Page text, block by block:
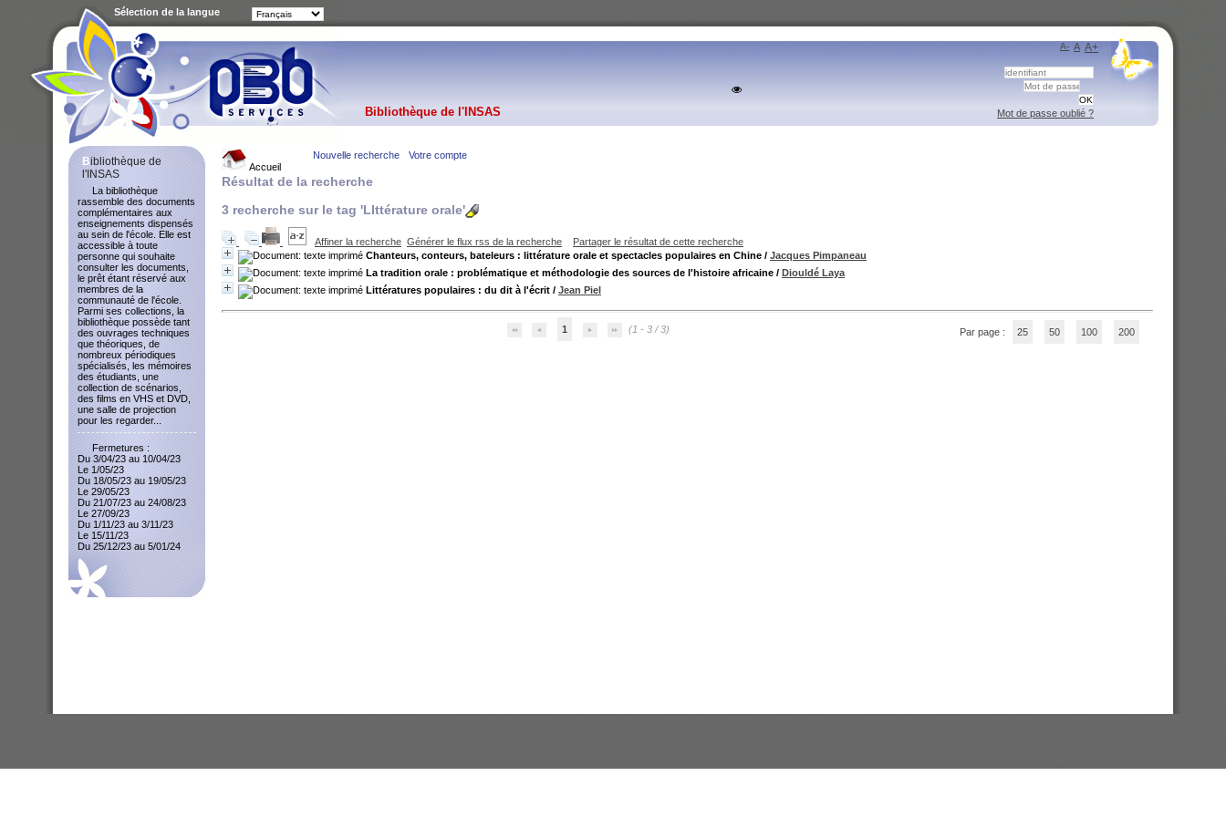
Accueil
Bibliothèque de l'INSAS
Nouvelle recherche Votre compte
Résultat de la recherche
3 recherche sur le tag 'LIttérature orale'
Affiner la recherche Générer le flux rss de la recherche
Partager le résultat de cette recherche
Chanteurs, conteurs, bateleurs : littérature orale et spectacles populaires en Chine / Jacques Pimpaneau
La tradition orale : problématique et méthodologie des sources de l'histoire africaine / Diouldé Laya
Littératures populaires : du dit à l'écrit / Jean Piel
1 (1 - 3 / 3) Par page : 25 50 100 200
Bibliothèque de
l'INSAS
La bibliothèque
rassemble des documents
complémentaires aux
enseignements dispensés
au sein de l'école. Elle est
accessible à toute
personne qui souhaite
consulter les documents,
le prêt étant réservé aux
membres de la
communauté de l'école.
Parmi ses collections, la
bibliothèque possède tant
des ouvrages techniques
que théoriques, de
nombreux périodiques
spécialisés, les mémoires
des étudiants, une
collection de scénarios,
des films en VHS et DVD,
une salle de projection
pour les regarder...
Fermetures :
Du 3/04/23 au 10/04/23
Le 1/05/23
Du 18/05/23 au 19/05/23
Le 29/05/23
Du 21/07/23 au 24/08/23
Le 27/09/23
Du 1/11/23 au 3/11/23
Le 15/11/23
Du 25/12/23 au 5/01/24
A- A A+
Sélection de la langue
Mot de passe oublié ?